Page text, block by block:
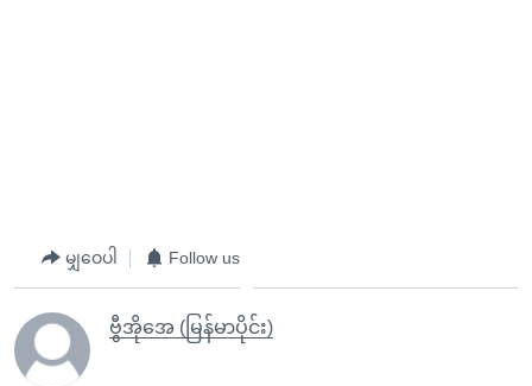
မျှဝေပါ Follow us
ဗွီအိုအေ (မြန်မာပိုင်း)